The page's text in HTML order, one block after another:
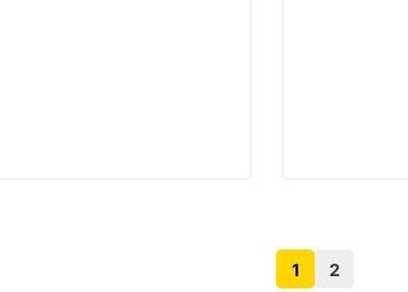
Vorige pagina knop
1 2